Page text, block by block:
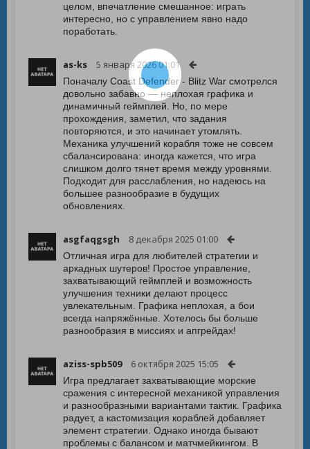
целом, впечатление смешанное: играть
интересно, но с управлением явно надо
поработать.
as-ks 5 января 2026 01:01
Поначалу Coast Defender - Blitz War смотрелся
довольно забавно — неплохая графика и
динамичный геймплей. Но, по мере
прохождения, заметил, что задания
повторяются, и это начинает утомлять.
Механика улучшений корабля тоже не совсем
сбалансирована: иногда кажется, что игра
слишком долго тянет время между уровнями.
Подходит для расслабления, но надеюсь на
большее разнообразие в будущих
обновлениях.
asgfaqgsgh 8 декабря 2025 01:00
Отличная игра для любителей стратегии и
аркадных шутеров! Простое управление,
захватывающий геймплей и возможность
улучшения техники делают процесс
увлекательным. Графика неплохая, а бои
всегда напряжённые. Хотелось бы больше
разнообразия в миссиях и апгрейдах!
aziss-spb509 6 октября 2025 15:05
Игра предлагает захватывающие морские
сражения с интересной механикой управления
и разнообразными вариантами тактик. Графика
радует, а кастомизация кораблей добавляет
элемент стратегии. Однако иногда бывают
проблемы с балансом и матчмейкингом. В